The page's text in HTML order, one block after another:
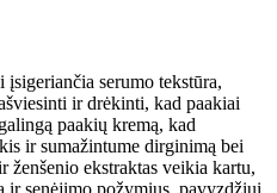
serumo tekstūra,
ir drėkinti, kad paakiai
paakių kremą, kad
ir sumažintume dirginimą bei
ženšenio ekstraktas veikia kartu,